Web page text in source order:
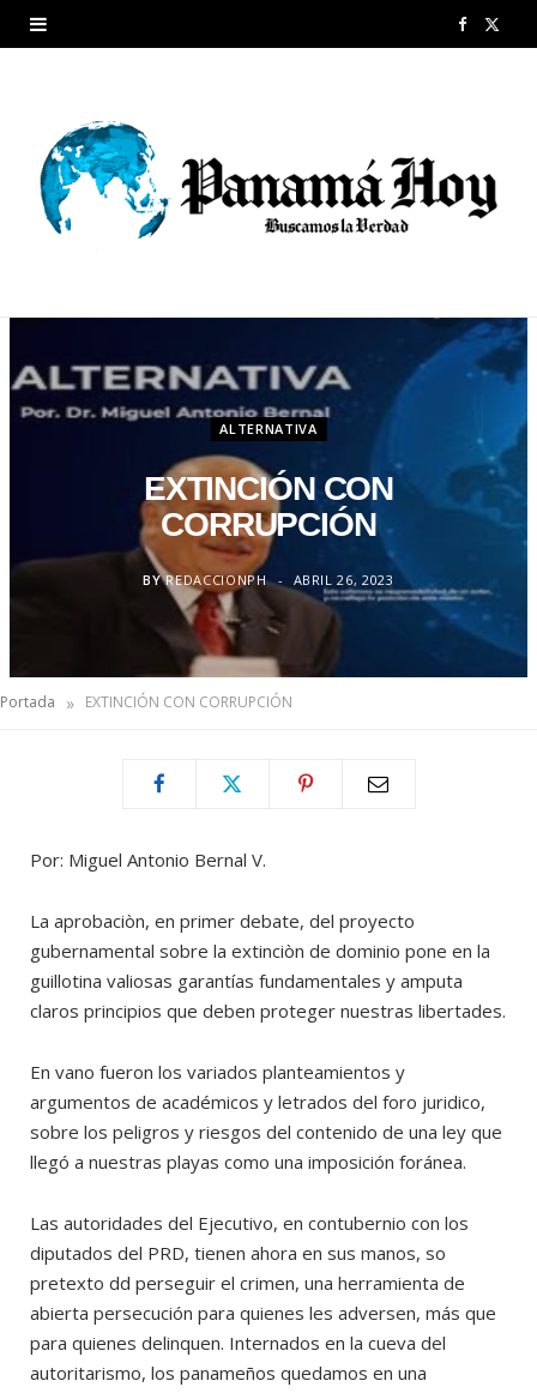
F
b
)
ALTERNATIVA
EXTINCIÓN CON
CORRUPCIÓN
BY REDACCIONPH ABRIL 26, 2023
Portada » EXTINCIÓN CON CORRUPCIÓN
Por: Miguel Antonio Bernal V.
La aprobaciòn, en primer debate, del proyecto
gubernamental sobre la extinciòn de dominio pone en la
guillotina valiosas garantías fundamentales y amputa
claros principios que deben proteger nuestras libertades.
En vano fueron los variados planteamientos y
argumentos de académicos y letrados del foro juridico,
sobre los peligros y riesgos del contenido de una ley que
llegó a nuestras playas como una imposición foránea.
Las autoridades del Ejecutivo, en contubernio con los
diputados del PRD, tienen ahora en sus manos, so
pretexto dd perseguir el crimen, una herramienta de
abierta persecución para quienes les adversen, más que
para quienes delinquen. Internados en la cueva del
autoritarismo, los panameños quedamos en una